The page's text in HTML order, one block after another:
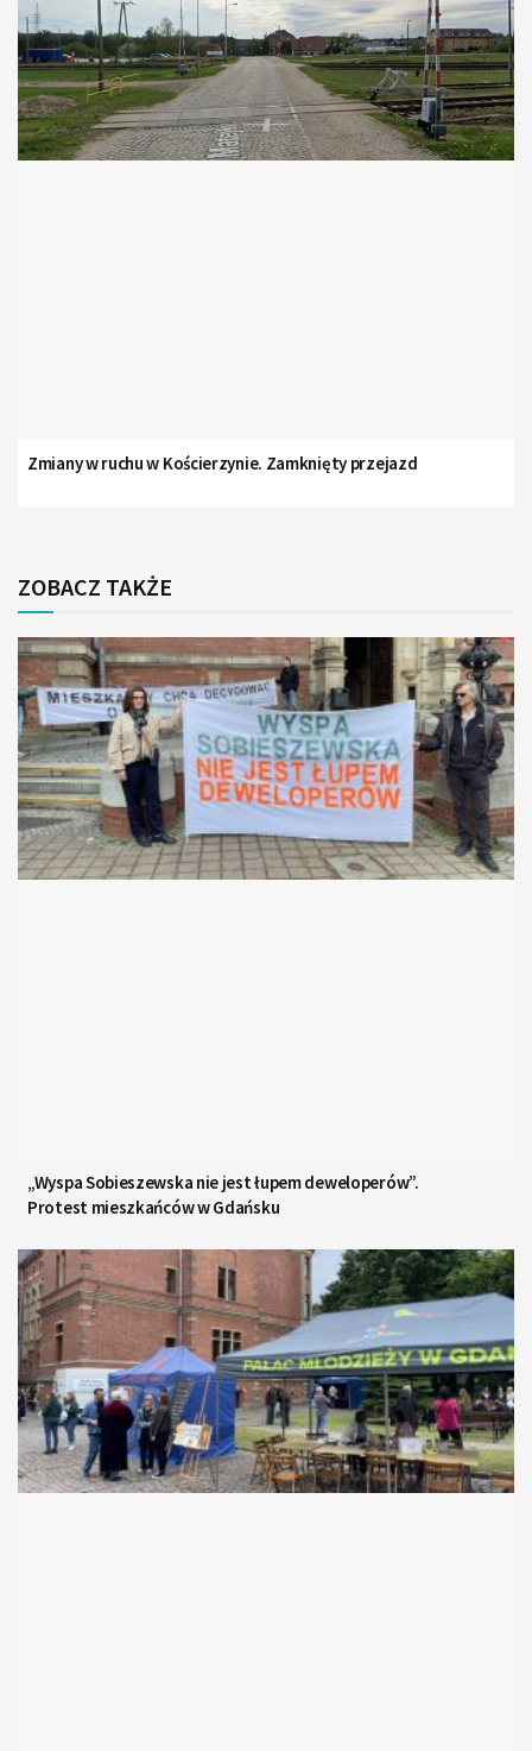
Zmiany w ruchu w Kościerzynie. Zamknięty przejazd
ZOBACZ TAKŻE
„Wyspa Sobieszewska nie jest łupem deweloperów”.
Protest mieszkańców w Gdańsku